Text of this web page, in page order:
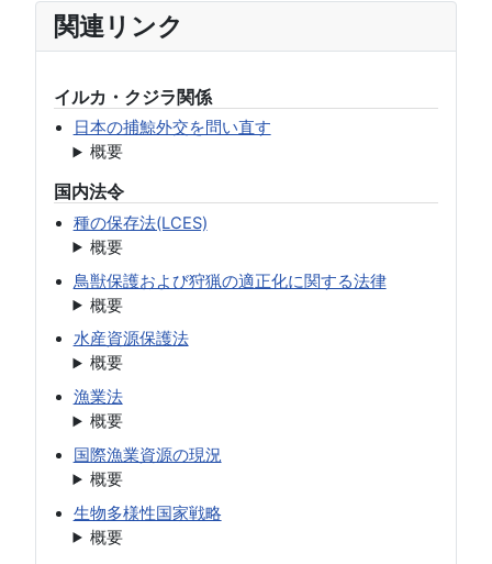
関連リンク
イルカ・クジラ関係
日本の捕鯨外交を問い直す
概要
国内法令
種の保存法(LCES)
概要
鳥獣保護および狩猟の適正化に関する法律
概要
水産資源保護法
概要
漁業法
概要
国際漁業資源の現況
概要
生物多様性国家戦略
概要